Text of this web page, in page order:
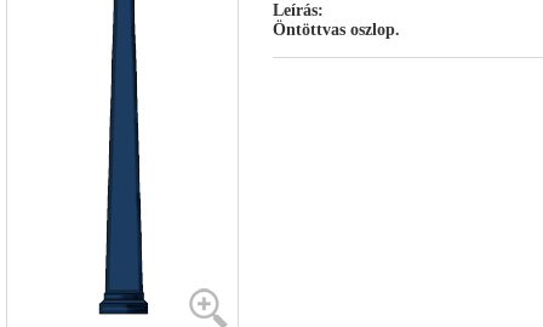
Leírás:
Öntöttvas oszlop.